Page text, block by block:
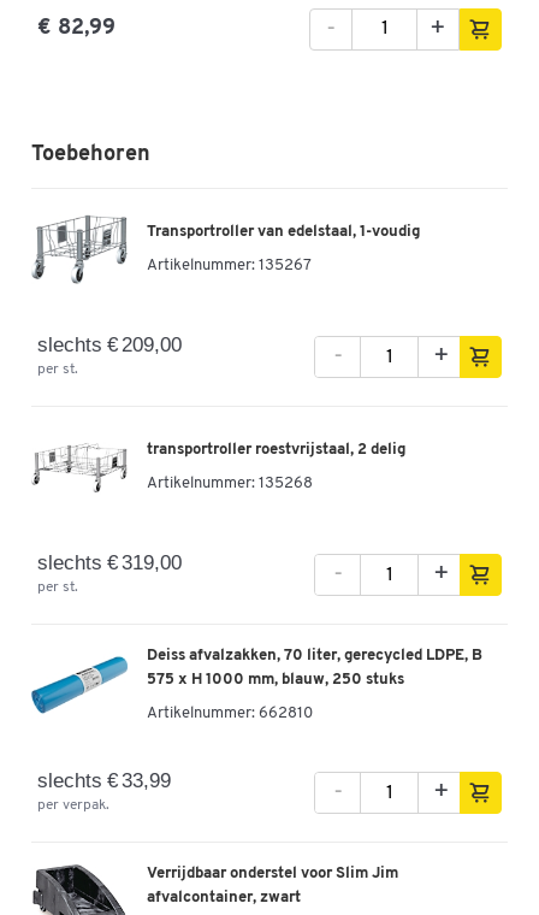
€ 82,99 +
-
Toebehoren
Transportroller van edelstaal, 1-voudig
Artikelnummer: 135267
slechts € 209,00
per st.
- +
transportroller roestvrijstaal, 2 delig
Artikelnummer: 135268
slechts € 319,00
per st.
- +
Deiss afvalzakken, 70 liter, gerecycled LDPE, B
575 x H 1000 mm, blauw, 250 stuks
Artikelnummer: 662810
slechts € 33,99
per verpak.
- +
Verrijdbaar onderstel voor Slim Jim
afvalcontainer, zwart